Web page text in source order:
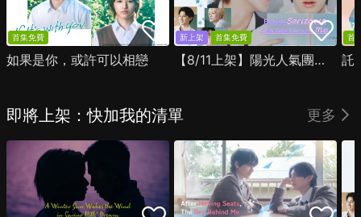
首集免費
如果是你，或許可以相戀
新上架 首集免費
【8/11上架】陽光人氣團中的芹澤，在我面前卻有點不對勁
首
託
即將上架：快加我的清單 更多